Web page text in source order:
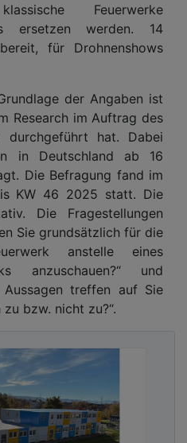
Feuerwerke
ersetzen werden. 14
für Drohnenshows
der Angaben ist
Research im Auftrag des
durchgeführt hat. Dabei
in Deutschland ab 16
Die Befragung fand im
KW 46 2025 statt. Die
Die Fragestellungen
Sie grundsätzlich für die
anstelle eines
anzuschauen?“ und
Aussagen treffen auf Sie
bzw. nicht zu?“.